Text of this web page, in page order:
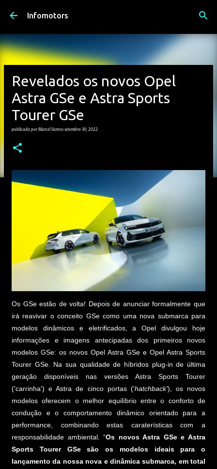
Avançar para o conteúdo principal
Infomotors
Revelados os novos Opel
Astra GSe e Astra Sports
Tourer GSe
publicada porMarcel Santos setembro 30, 2022
Os GSe estão de volta! Depois de anunciar formalmente que
irá reavivar o conceito GSe como uma nova submarca para
modelos dinâmicos e eletrificados, a Opel divulgou hoje
informações e imagens antecipadas dos primeiros novos
modelos GSe: os novos Opel Astra GSe e Opel Astra Sports
Tourer GSe. Na sua qualidade de híbridos plug-in de última
geração disponíveis nas versões Astra Sports Tourer
('carrinha') e Astra de cinco portas ('hatchback'), os novos
modelos oferecem o melhor equilíbrio entre o conforto de
condução e o comportamento dinâmico orientado para a
performance, combinando estas caraterísticas com a
responsabilidade ambiental. “Os novos Astra GSe e Astra
Sports Tourer GSe são os modelos ideais para o
lançamento da nossa nova e dinâmica submarca, em total